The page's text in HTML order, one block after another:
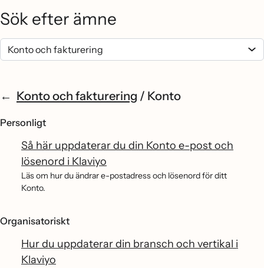
Sök efter ämne
Konto och fakturering / Konto
Personligt
Så här uppdaterar du din Konto e-post och
lösenord i Klaviyo
Läs om hur du ändrar e-postadress och lösenord för ditt
Konto.
Organisatoriskt
Hur du uppdaterar din bransch och vertikal i
Klaviyo